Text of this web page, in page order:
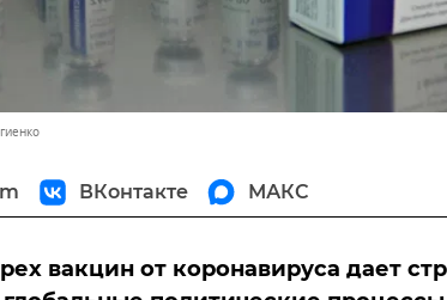
ВКонтакте МАКС
вакцин от коронавируса дает